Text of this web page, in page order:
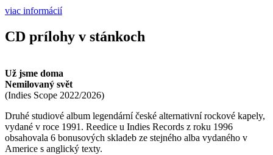
viac informácií
CD prílohy v stánkoch
Už jsme doma
Nemilovaný svět
(Indies Scope 2022/2026)
Druhé studiové album legendární české alternativní rockové kapely,
vydané v roce 1991. Reedice u Indies Records z roku 1996
obsahovala 6 bonusových skladeb ze stejného alba vydaného v
Americe s anglický texty.